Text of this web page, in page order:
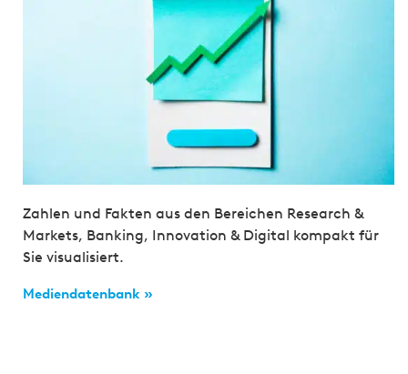
Zahlen und Fakten aus den Bereichen Research &
Markets, Banking, Innovation & Digital kompakt für
Sie visualisiert.
Mediendatenbank »